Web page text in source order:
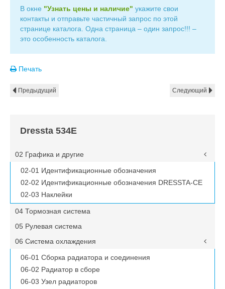
В окне "Узнать цены и наличие" укажите свои
контакты и отправьте частичный запрос по этой
странице каталога. Одна страница – один запрос!!! –
это особенность каталога.
Печать
Предыдущий Следующий
Dressta 534E
02 Графика и другие
02-01 Идентификационные обозначения
02-02 Идентификационные обозначения DRESSTA-CE
02-03 Наклейки
04 Тормозная система
05 Рулевая система
06 Система охлаждения
06-01 Сборка радиатора и соединения
06-02 Радиатор в сборе
06-03 Узел радиаторов